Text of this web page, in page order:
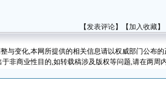
【发表评论】【加入收藏】
与变化,本网所提供的相关信息请以权威部门公布
非商业性目的,如转载稿涉及版权等问题,请在两周